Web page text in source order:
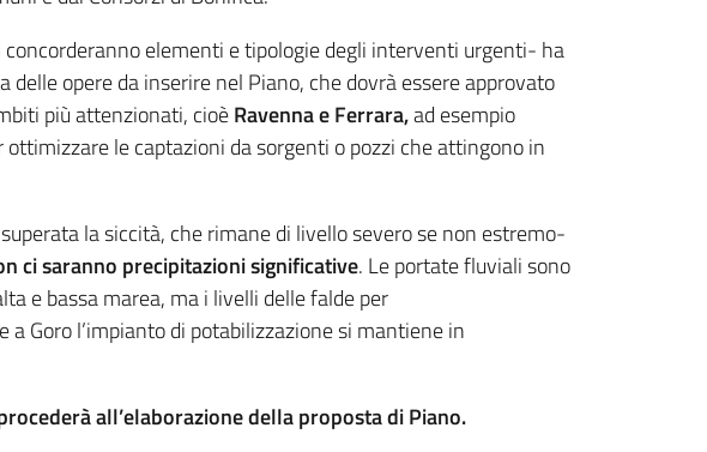
concorderanno elementi e tipologie degli interventi urgenti- ha
opere da inserire nel Piano, che dovrà essere approvato
più attenzionati, cioèRavenna e Ferrara,ad esempio
le captazioni da sorgenti o pozzi che attingono in
la siccità, che rimane di livello severo se non estremo-
ci saranno precipitazioni significative. Le portate fluviali sono
e bassa marea, ma i livelli delle falde per
Goro l’impianto di potabilizzazione si mantiene in
all’elaborazione della proposta di Piano.